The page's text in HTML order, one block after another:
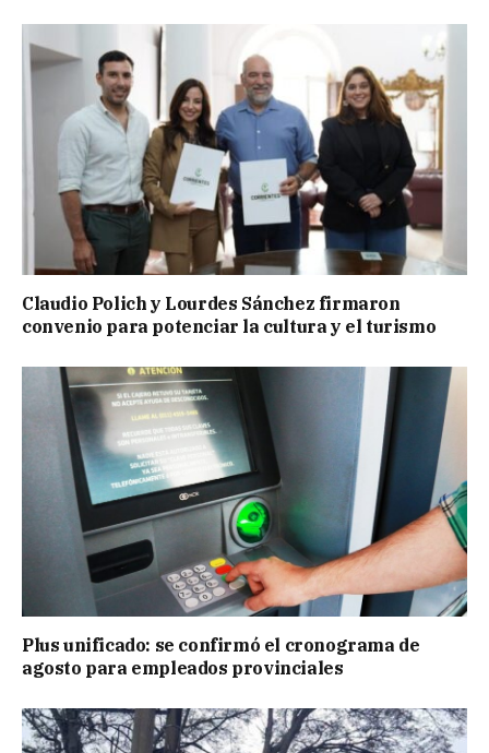
Claudio Polich y Lourdes Sánchez firmaron
convenio para potenciar la cultura y el turismo
Plus unificado: se confirmó el cronograma de
agosto para empleados provinciales